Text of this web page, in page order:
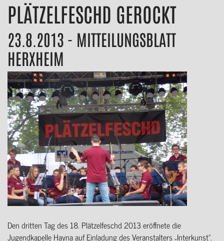
PLÄTZELFESCHD GEROCKT
23.8.2013 - MITTEILUNGSBLATT
HERXHEIM
Den dritten Tag des 18. Plätzelfeschd 2013 eröffnete die
Jugendkapelle Hayna auf Einladung des Veranstalters „Interkunst“.